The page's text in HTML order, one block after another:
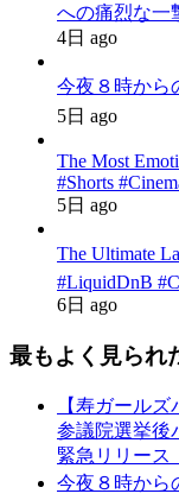
への痛烈な一
4日 ago
今夜８時から
5日 ago
The Most
#Shorts
5日 ago
The Ultimate
#LiquidDnB
6日 ago
最もよく見られ
【寿ガール
参議院選挙後
緊急リリース
今夜８時から